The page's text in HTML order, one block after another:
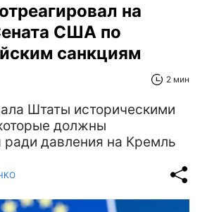
на
США по
санкциям
2 мин
Штаты историческими
должны
ради давления на Кремль